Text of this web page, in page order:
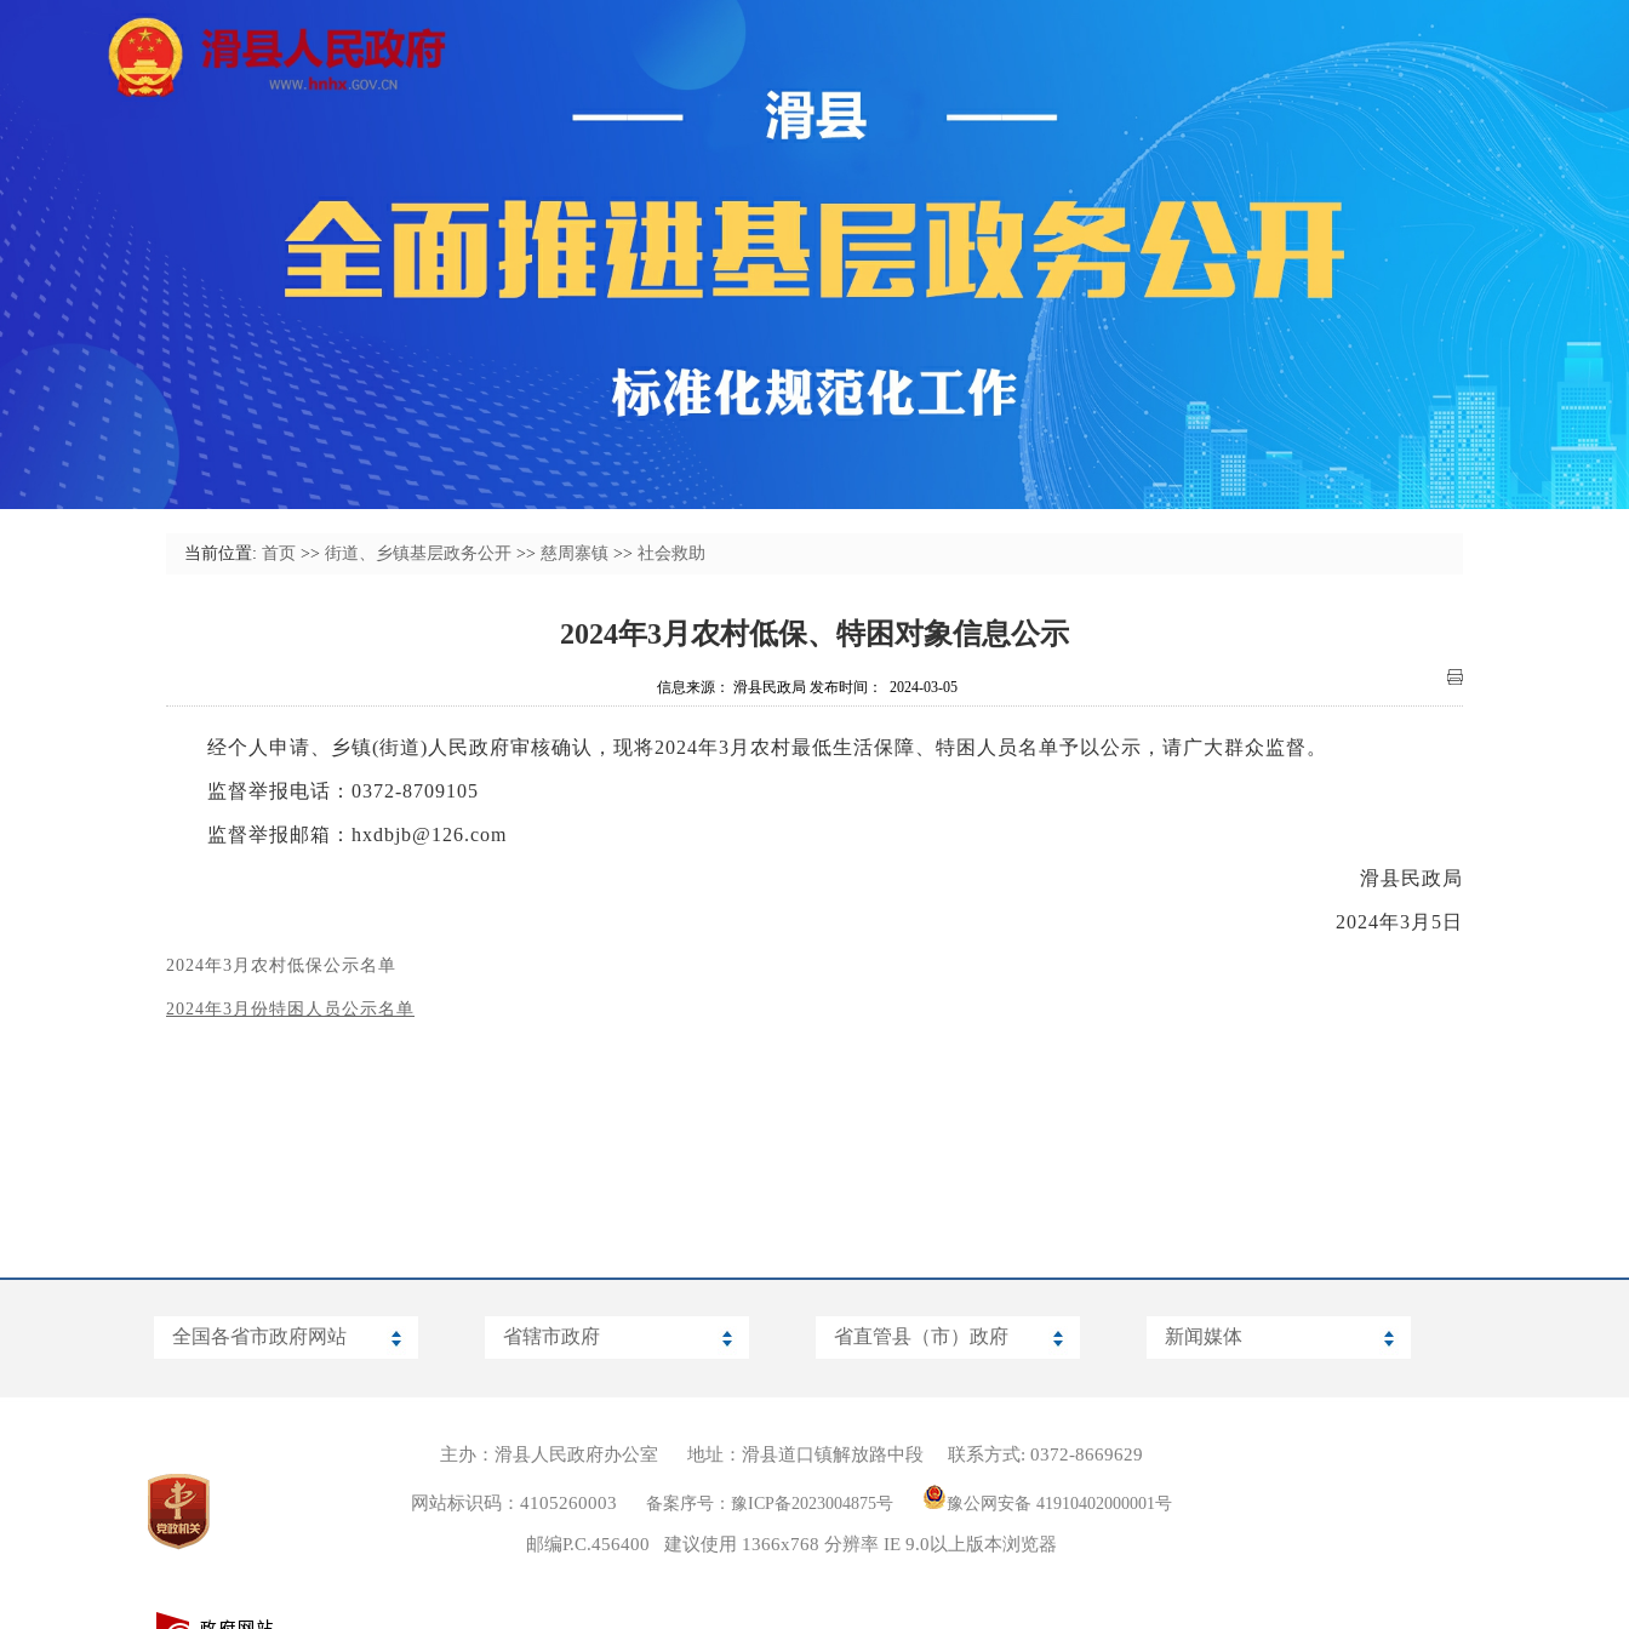
当前位置: 首页 >> 街道、乡镇基层政务公开 >> 慈周寨镇 >> 社会救助
2024年3月农村低保、特困对象信息公示
信息来源： 滑县民政局 发布时间： 2024-03-05
经个人申请、乡镇(街道)人民政府审核确认，现将2024年3月农村最低生活保障、特困人员名单予以公示，请广大群众监督。
监督举报电话：0372-8709105
监督举报邮箱：hxdbjb@126.com
滑县民政局
2024年3月5日
2024年3月农村低保公示名单
2024年3月份特困人员公示名单
主办：滑县人民政府办公室 地址：滑县道口镇解放路中段 联系方式: 0372-8669629
网站标识码：4105260003 备案序号：豫ICP备2023004875号 豫公网安备 41910402000001号
邮编P.C.456400 建议使用 1366x768 分辨率 IE 9.0以上版本浏览器